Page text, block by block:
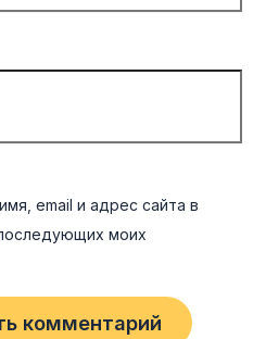
email и адрес сайта в
моих